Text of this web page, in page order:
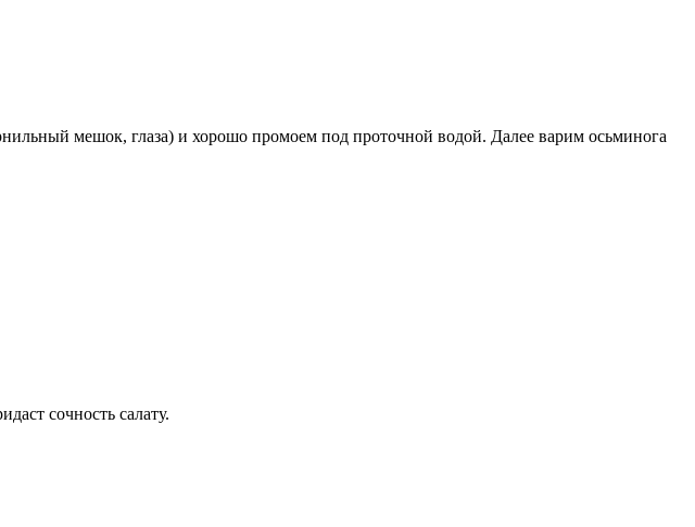
мешок, глаза) и хорошо промоем под проточной водой. Далее варим осьминога
сочность салату.